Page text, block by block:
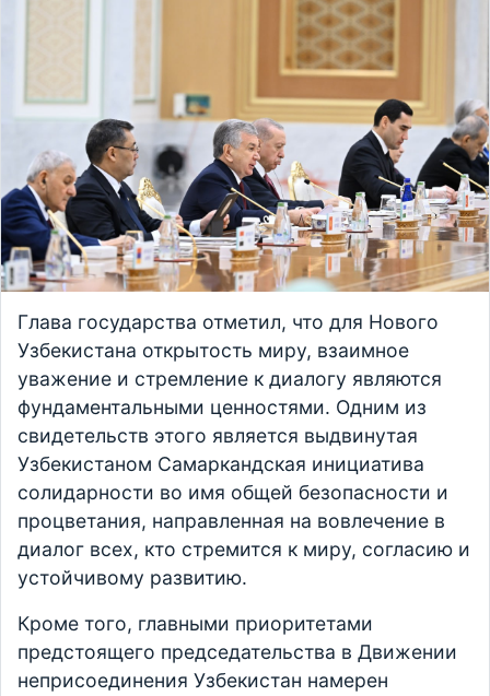
Глава государства отметил, что для Нового
Узбекистана открытость миру, взаимное
уважение и стремление к диалогу являются
фундаментальными ценностями. Одним из
свидетельств этого является выдвинутая
Узбекистаном Самаркандская инициатива
солидарности во имя общей безопасности и
процветания, направленная на вовлечение в
диалог всех, кто стремится к миру, согласию и
устойчивому развитию.
Кроме того, главными приоритетами
предстоящего председательства в Движении
неприсоединения Узбекистан намерен